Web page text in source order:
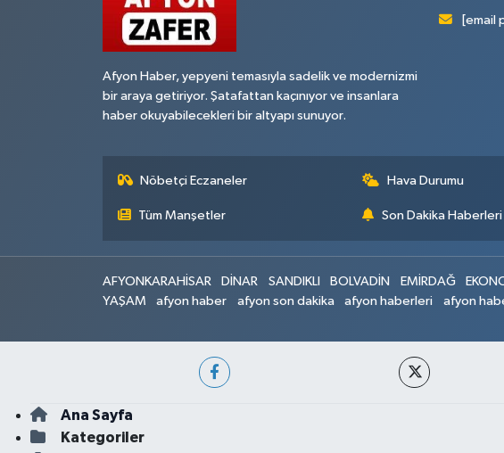
Afyon Haber, yepyeni temasıyla sadelik ve modernizmi
bir araya getiriyor. Şatafattan kaçınıyor ve insanlara
haber okuyabilecekleri bir altyapı sunuyor.
[email
Nöbetçi Eczaneler Hava Durumu
Tüm Manşetler Son Dakika Haberleri
AFYONKARAHİSAR DİNAR SANDIKLI BOLVADİN EMİRDAĞ
YAŞAM
afyon haber afyon son dakika afyon haberleri afyon
Ana Sayfa
Kategoriler